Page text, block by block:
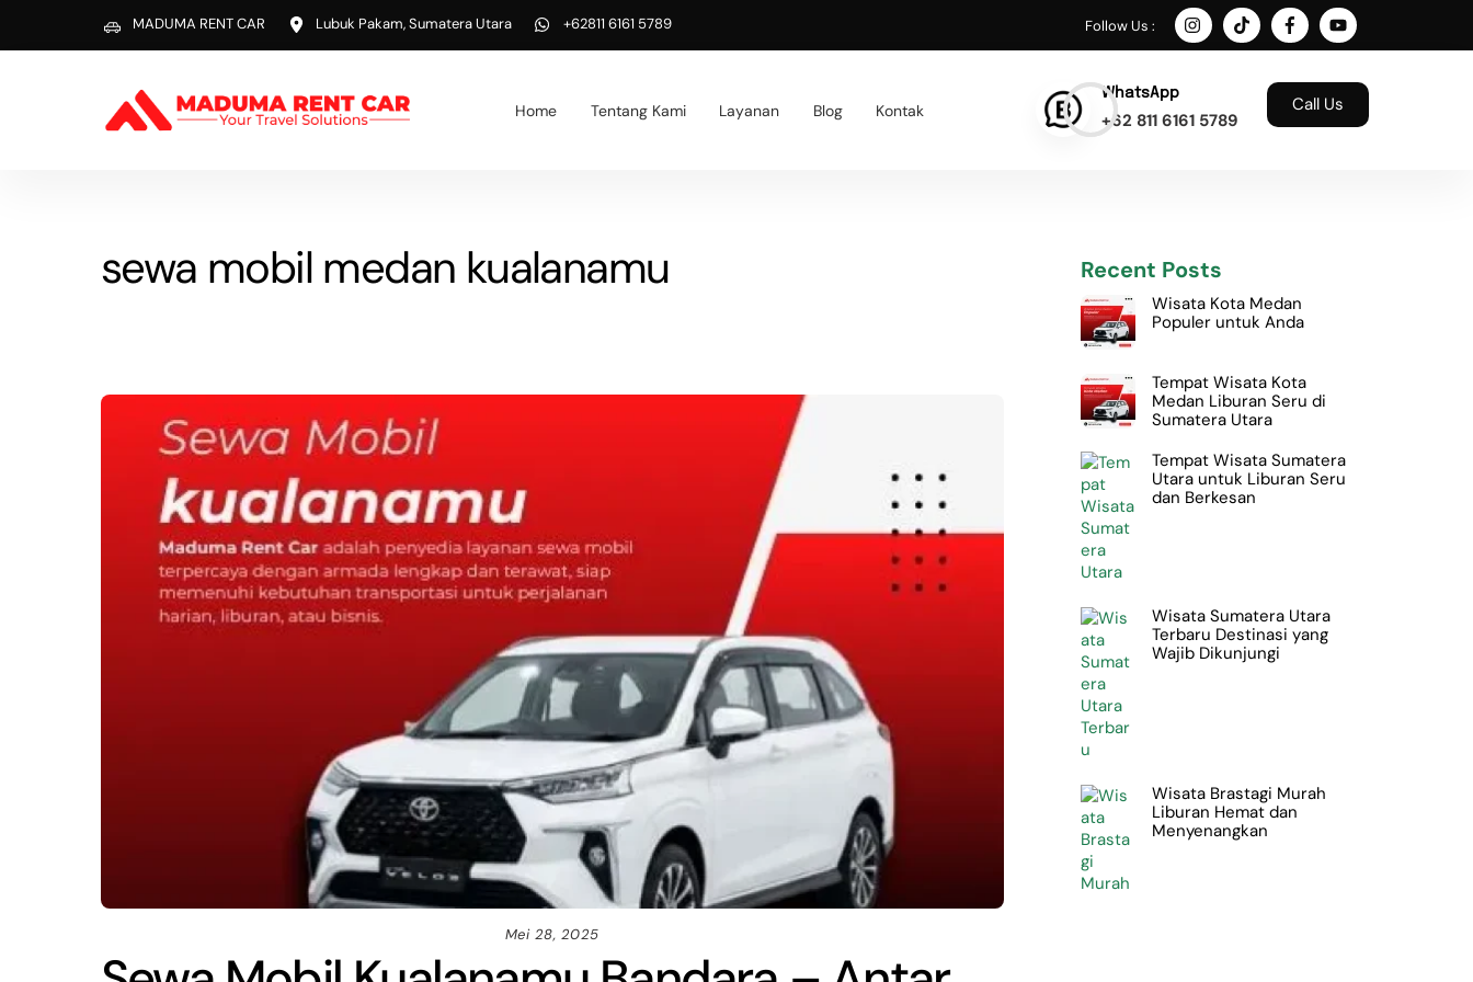
content
MADUMA RENT CAR Lubuk Pakam, Sumatera Utara +62811 6161 5789 Follow Us :
Home Tentang Kami Layanan Blog Kontak
WhatsApp
+62 811 6161 5789
Call Us
sewa mobil medan kualanamu
Mei 28, 2025
Recent Posts
Wisata Kota Medan
Populer untuk Anda
Tempat Wisata Kota
Medan Liburan Seru di
Sumatera Utara
Tempat Wisata Sumatera
Utara untuk Liburan Seru
dan Berkesan
Wisata Sumatera Utara
Terbaru Destinasi yang
Wajib Dikunjungi
Wisata Brastagi Murah
Liburan Hemat dan
Menyenangkan